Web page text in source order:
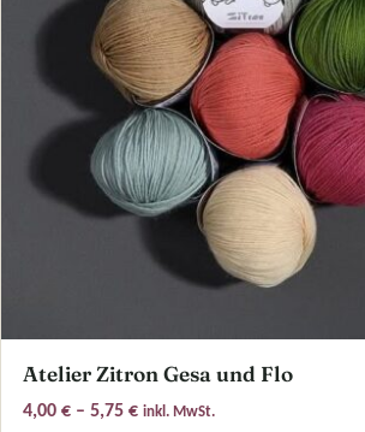
Atelier Zitron Gesa und Flo
4,00 € – 5,75 €Preisspanne: 4,00 € bis 5,75 €
inkl. MwSt.